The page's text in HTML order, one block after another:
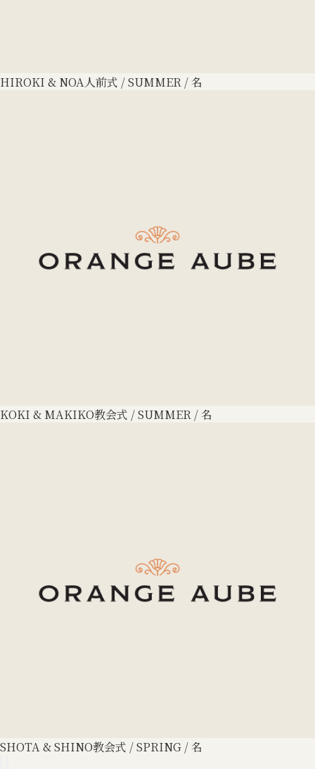
HIROKI & NOA人前式 / SUMMER / 名
KOKI & MAKIKO教会式 / SUMMER / 名
SHOTA & SHINO教会式 / SPRING / 名